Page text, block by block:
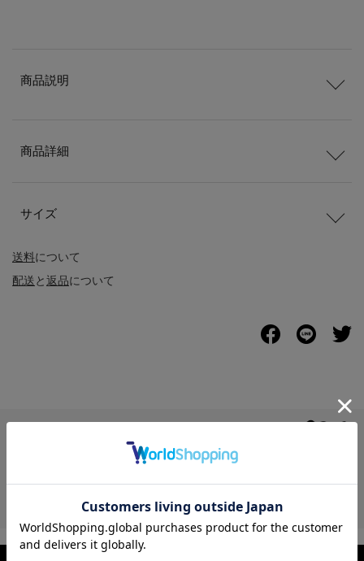
送料について
配送と返品について
商品説明
商品詳細
サイズ